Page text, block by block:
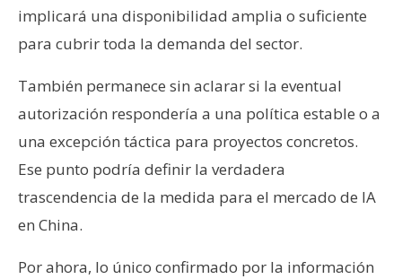
implicará una disponibilidad amplia o suficiente
para cubrir toda la demanda del sector.
También permanece sin aclarar si la eventual
autorización respondería a una política estable o a
una excepción táctica para proyectos concretos.
Ese punto podría definir la verdadera
trascendencia de la medida para el mercado de IA
en China.
Por ahora, lo único confirmado por la información